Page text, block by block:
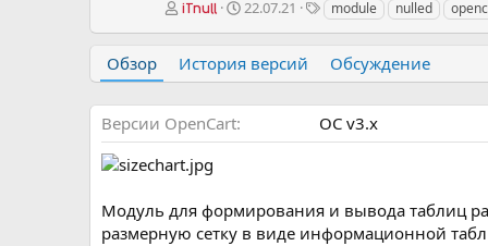
А
о
р
iTnull
Д
а
с
о
д
я
22.07.21
Т module nulled
Обзор История версий Обсуждение
Версии OpenCart OC v3.х
Модуль для формирования и вывода таблиц
размерную сетку в виде информационной